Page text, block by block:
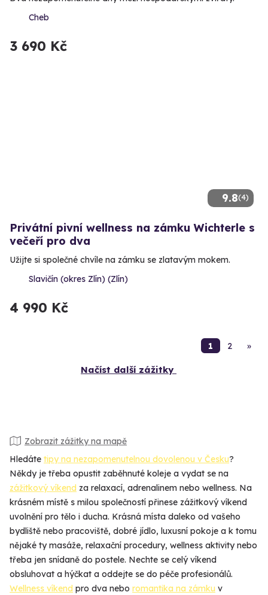
Cheb
3 690 Kč
9.8(4)
Privátní pivní wellness na zámku Wichterle s
večeří pro dva
Užijte si společné chvíle na zámku se zlatavým mokem.
Slavičín (okres Zlín) (Zlín)
4 990 Kč
1 2 »
Načíst další zážitky
Zobrazit zážitky na mapě
Hledáte tipy na nezapomenutelnou dovolenou v Česku?
Někdy je třeba opustit zaběhnuté koleje a vydat se na
zážitkový víkend za relaxací, adrenalinem nebo wellness. Na
krásném místě s milou společností přinese zážitkový víkend
uvolnění pro tělo i ducha. Krásná místa daleko od vašeho
bydliště nebo pracoviště, dobré jídlo, luxusní pokoje a k tomu
nějaké ty masáže, relaxační procedury, wellness aktivity nebo
třeba jen snídaně do postele. Nechte se celý víkend
obsluhovat a hýčkat a oddejte se do péče profesionálů.
Wellness víkend pro dva nebo romantika na zámku v